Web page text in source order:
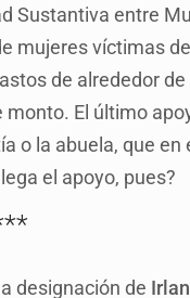
Sustantiva entre
mujeres víctimas
de alrededor
El último
o la abuela, que en
el apoyo, pues?
designación de